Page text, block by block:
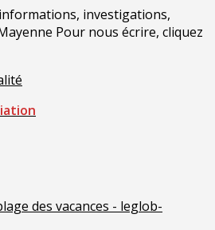
investigations,
Pour nous écrire, cliquez